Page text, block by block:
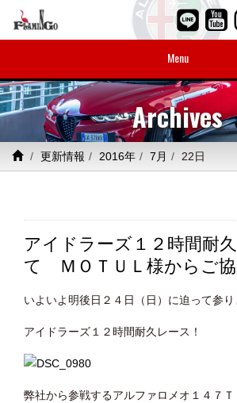
Menu
Archives
更新情報 2016年 7月 22日
アイドラーズ１２時間耐
て ＭＯＴＵＬ様からご
いよいよ明後日２４日（日）に迫って参り
アイドラーズ１２時間耐久レース！
弊社から参戦するアルファロメオ１４７Ｔ